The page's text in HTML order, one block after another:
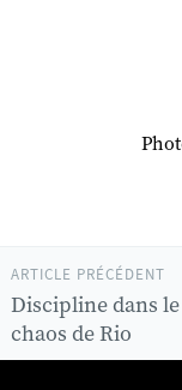
ARTICLE PRÉCÉDENT
Discipline dans le
chaos de Rio